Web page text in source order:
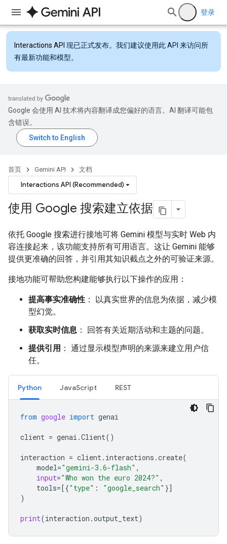
登录
Interactions API 现已正式发布。我们建议使用此 API 来访问所
有最新功能和模型。
Google 会使用 AI 技术将内容翻译成您偏好的语言。AI 翻译可能包
含错误。
首页 Gemini API 文档
Interactions API (Recommended)
使用 Google 搜索建立依据
依托 Google 搜索进行接地可将 Gemini 模型与实时 Web 内
容连接起来，该功能支持所有可用语言。这让 Gemini 能够
提供更准确的回答，并引用其知识截点之外的可验证来源。
接地功能可帮助您构建能够执行以下操作的应用：
提高事实准确性 ： 以真实世界的信息为依据，减少模
型幻觉。
获取实时信息 ： 回答有关近期活动和主题的问题。
提供引用 ： 通过显示模型声明的来源来建立用户信
任。
Python JavaScript REST
from google import genai
client = genai .Client()
interaction = client. interactions .create(
model="gemini-3.6-flash" ,
input="Who won the euro 2024?" ,
tools=[{"type" : "google_search" }]
)
print(interaction .output_text)